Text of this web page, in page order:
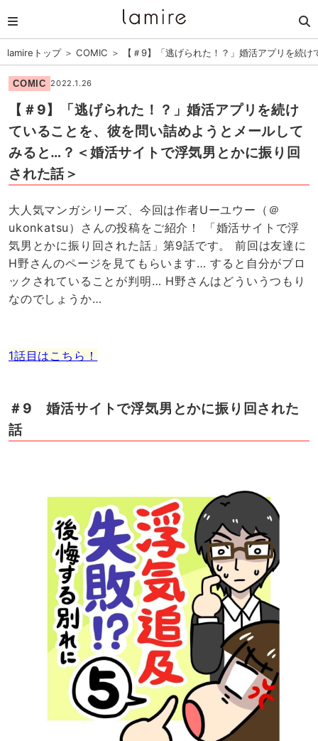
lamireトップ＞ COMIC ＞ 【＃9】「逃げられた！？」婚活アプリを続
COMIC 2022.1.26
【＃9】「逃げられた！？」婚活アプリを続け
ていることを、彼を問い詰めようとメールして
みると…？＜婚活サイトで浮気男とかに振り回
された話＞
大人気マンガシリーズ、今回は作者Uーユウー（＠
ukonkatsu）さんの投稿をご紹介！ 「婚活サイトで浮
気男とかに振り回された話」第9話です。 前回は友達に
H野さんのページを見てもらいます… すると自分がブロ
ックされていることが判明… H野さんはどういうつもり
なのでしょうか…
1話目はこちら！
＃9 婚活サイトで浮気男とかに振り回された
話